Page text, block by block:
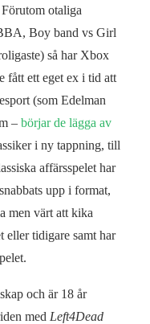
otaliga
Boy band vs Girl
så har Xbox
fått ett eget ex i tid att
(som Edelman
– börjar de lägga av
i ny tappning, till
affärsspelet har
upp i format,
men värt att kika
eller tidigare samt har
och är 18 år
med Left4Dead